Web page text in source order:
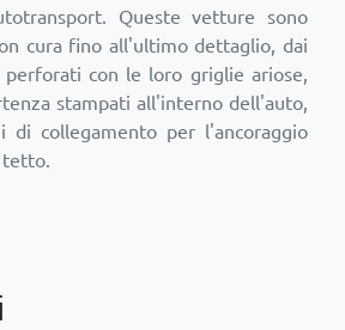
Queste vetture sono
cura fino all'ultimo dettaglio, dai
con le loro griglie ariose,
stampati all'interno dell'auto,
di collegamento per l'ancoraggio